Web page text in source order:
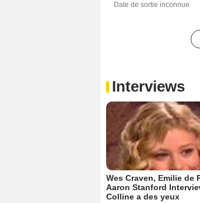
Date de sortie inconnue
Interviews
Wes Craven, Emilie de
Aaron Stanford
Colline a des yeux